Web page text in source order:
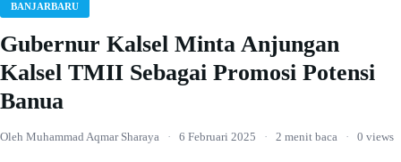
BANJARBARU
Gubernur Kalsel Minta Anjungan
Kalsel TMII Sebagai Promosi Potensi
Banua
Oleh Muhammad Aqmar Sharaya · 6 Februari 2025 · 2 menit baca · 0 views